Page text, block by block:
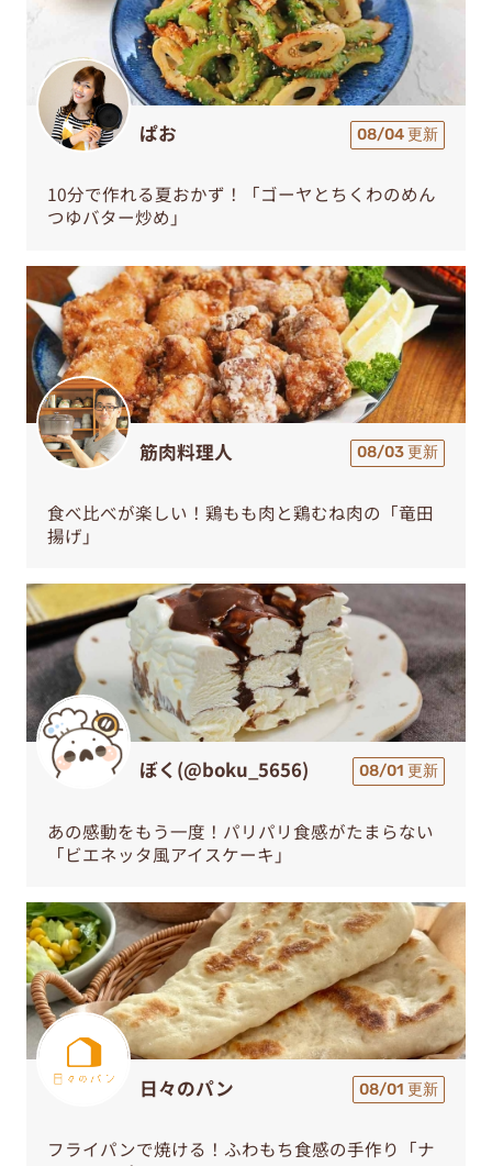
ぱお 08/04 更新
10分で作れる夏おかず！「ゴーヤとちくわのめん
つゆバター炒め」
筋肉料理人 08/03 更新
食べ比べが楽しい！鶏もも肉と鶏むね肉の「竜田
揚げ」
ぼく(@boku_5656) 08/01 更新
あの感動をもう一度！パリパリ食感がたまらない
「ビエネッタ風アイスケーキ」
日々のパン 08/01 更新
フライパンで焼ける！ふわもち食感の手作り「ナ